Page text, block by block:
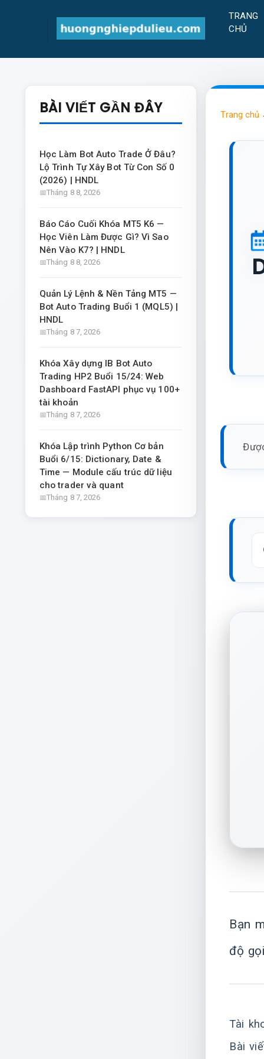
TRANG
CHỦ
BÀI VIẾT GẦN ĐÂY
Học Làm Bot Auto Trade Ở Đâu?
Lộ Trình Tự Xây Bot Từ Con Số 0
(2026) | HNDL
Tháng 8 8, 2026
Báo Cáo Cuối Khóa MT5 K6 —
Học Viên Làm Được Gì? Vì Sao
Nên Vào K7? | HNDL
Tháng 8 8, 2026
Quản Lý Lệnh & Nền Tảng MT5 —
Bot Auto Trading Buổi 1 (MQL5) |
HNDL
Tháng 8 7, 2026
Khóa Xây dựng IB Bot Auto
Trading HP2 Buổi 15/24: Web
Dashboard FastAPI phục vụ 100+
tài khoản
Tháng 8 7, 2026
Khóa Lập trình Python Cơ bản
Buổi 6/15: Dictionary, Date &
Time — Module cấu trúc dữ liệu
cho trader và quant
Tháng 8 7, 2026
Trang chủ
Bạn
độ
Tài
Bài